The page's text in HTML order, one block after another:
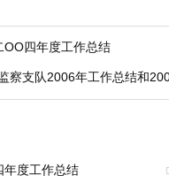
四年度工作总结
察支队2006年工作总结和
年度工作总结